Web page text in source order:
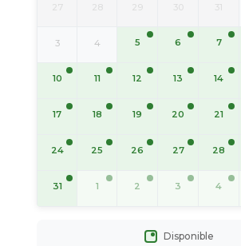
27 28 29 30 31
3 4 5 6 7
10 11 12 13 14
17 18 19 20 21
24 25 26 27 28
31 1 2 3 4
Disponible